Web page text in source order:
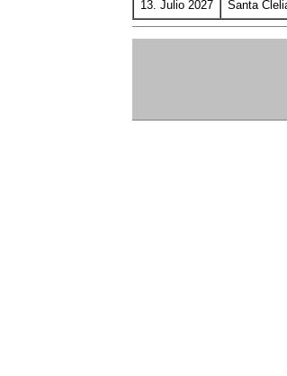
13. Julio 2027 Santa